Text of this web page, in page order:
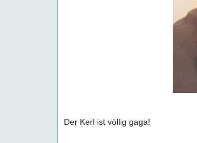
Der Kerl ist völlig gaga!